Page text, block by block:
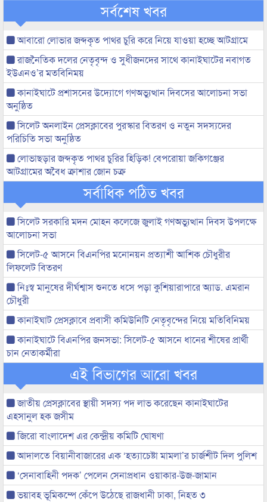
সর্বশেষ খবর
আবারো লোভার জব্দকৃত পাথর চুরি করে নিয়ে যাওয়া হচ্ছে আটগ্রামে
রাজনৈতিক দলের নেতৃবৃন্দ ও সুধীজনদের সাথে কানাইঘাটের নবাগত
ইউএনও’র মতবিনিময়
কানাইঘাটে প্রশাসনের উদ্যোগে গণঅভ্যুত্থান দিবসের আলোচনা সভা
অনুষ্ঠিত
সিলেট অনলাইন প্রেসক্লাবের পুরস্কার বিতরণ ও নতুন সদস্যদের
পরিচিতি সভা অনুষ্ঠিত
লোভাছড়ার জব্দকৃত পাথর চুরির হিড়িক! বেপরোয়া জকিগঞ্জের
আটগ্রামের অবৈধ ক্রাশার জোন চক্র
সর্বাধিক পঠিত খবর
সিলেট সরকারি মদন মোহন কলেজে জুলাই গণঅভ্যুত্থান দিবস উপলক্ষে
আলোচনা সভা
সিলেট-৫ আসনে বিএনপির মনোনয়ন প্রত্যাশী আশিক চৌধুরীর
লিফলেট বিতরণ
নিঃস্ব মানুষের দীর্ঘশ্বাস শুনতে ধসে পড়া কুশিয়ারাপারে অ্যাড. এমরান
চৌধুরী
কানাইঘাট প্রেসক্লাবে প্রবাসী কমিউনিটি নেতৃবৃন্দের নিয়ে মতিবিনিময়
কানাইঘাটে বিএনপির জনসভা: সিলেট-৫ আসনে ধানের শীষের প্রার্থী
চান নেতাকর্মীরা
এই বিভাগের আরো খবর
জাতীয় প্রেসক্লাবের স্থায়ী সদস্য পদ লাভ করেছেন কানাইঘাটের
এহসানুল হক জসীম
জিরো বাংলাদেশ এর কেন্দ্রীয় কমিটি ঘোষণা
আদালতে বিয়ানীবাজারের এক ‘হত্যাচেষ্টা মামলা’র চার্জশীট দিল পুলিশ
‘সেনাবাহিনী পদক’ পেলেন সেনাপ্রধান ওয়াকার-উজ-জামান
ভয়াবহ ভূমিকম্পে কেঁপে উঠেছে রাজধানী ঢাকা, নিহত ৩